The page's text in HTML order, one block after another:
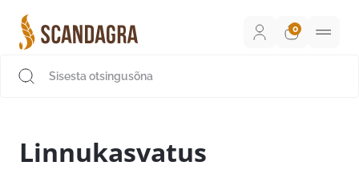
sisu
juurde
Linnukasvatus